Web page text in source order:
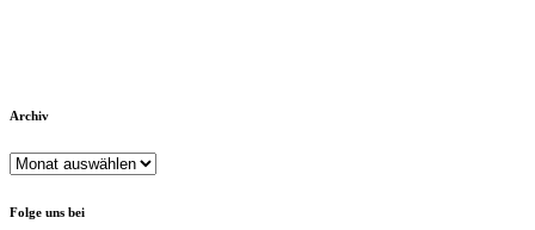
Archiv
Archiv
Folge uns bei